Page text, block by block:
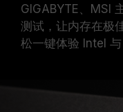
GIGABYTE、MSI
测试，让内存在极
松一键体验 Intel 与